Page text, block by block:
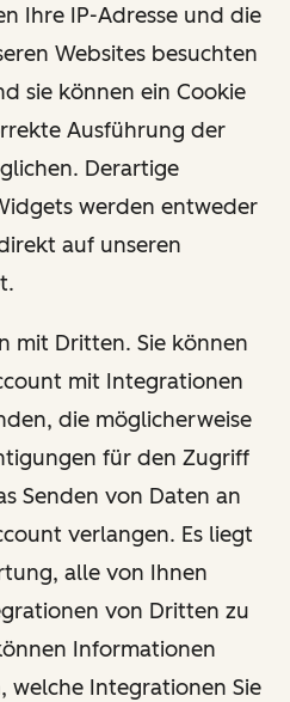
Ihre IP-Adresse und die
Websites besuchten
sie können ein Cookie
Ausführung der
Derartige
werden entweder
auf unseren
mit Dritten. Sie können
mit Integrationen
die möglicherweise
für den Zugriff
Senden von Daten an
verlangen. Es liegt
alle von Ihnen
von Dritten zu
Informationen
welche Integrationen Sie